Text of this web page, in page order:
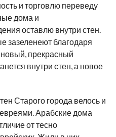
и торговлю переведу
дома и
оставлю внутри стен.
зазеленеют благодаря
прекрасный
внутри стен, а новое
Старого города велось и
Арабские дома
от тесно